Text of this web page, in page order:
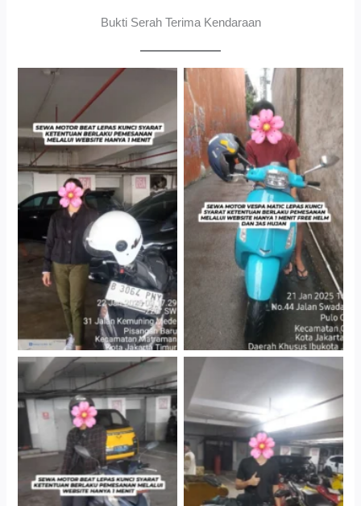
Bukti Serah Terima Kendaraan
Cityplaza Jatinegara
Gedung Parkir P6A
Antar Jemput Kendaraan
Cityplaza Jatinegara
Cityplaza Jatinegara